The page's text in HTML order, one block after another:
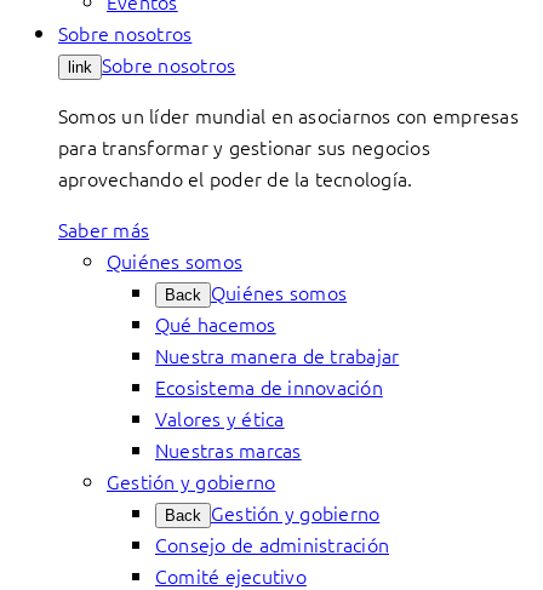
Sobre nosotros
link Sobre nosotros
Somos un líder mundial en asociarnos con empresas
para transformar y gestionar sus negocios
aprovechando el poder de la tecnología.
Saber más
Quiénes somos
Back Quiénes somos
Qué hacemos
Nuestra manera de trabajar
Ecosistema de innovación
Valores y ética
Nuestras marcas
Gestión y gobierno
Back Gestión y gobierno
Consejo de administración
Comité ejecutivo